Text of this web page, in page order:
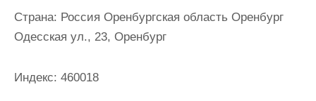
Страна: Россия Оренбургская область Оренбург
Одесская ул., 23, Оренбург
Индекс: 460018